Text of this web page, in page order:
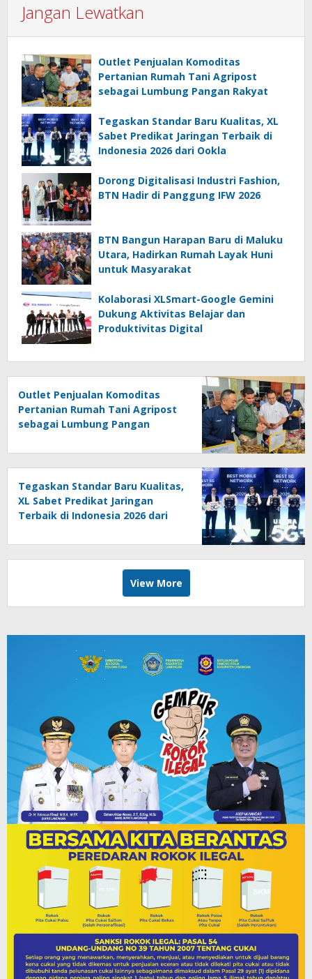
Jangan Lewatkan
Outlet Penjualan Komoditas
Pertanian Rumah Tani Agripost
sebagai Lumbung Pangan Rakyat
Tegaskan Standar Baru Kualitas, XL
Sabet Predikat Jaringan Terbaik di
Indonesia 2026 dari Ookla
Dorong Digitalisasi Industri Fashion,
BTN Hadir di Panggung IFW 2026
BTN Bangun Harapan Baru di Maluku
Utara, Hadirkan Rumah Layak Huni
untuk Masyarakat
Kolaborasi XLSmart-Google Gemini
Dukung Aktivitas Belajar dan
Produktivitas Digital
Outlet Penjualan Komoditas
Pertanian Rumah Tani Agripost
sebagai Lumbung Pangan
Tegaskan Standar Baru Kualitas,
XL Sabet Predikat Jaringan
Terbaik di Indonesia 2026 dari
View More